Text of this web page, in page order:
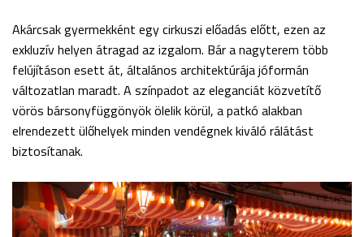
Akárcsak gyermekként egy cirkuszi előadás előtt, ezen az
exkluzív helyen átragad az izgalom. Bár a nagyterem több
felújításon esett át, általános architektúrája jóformán
változatlan maradt. A színpadot az eleganciát közvetítő
vörös bársonyfüggönyök ölelik körül, a patkó alakban
elrendezett ülőhelyek minden vendégnek kiváló rálátást
biztosítanak.